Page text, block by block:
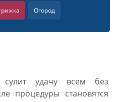
Огород
удачу всем без
процедуры становятся